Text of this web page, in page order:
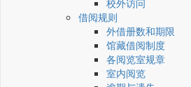
校外访问
借阅规则
外借册数和期限
馆藏借阅制度
各阅览室规章
室内阅览